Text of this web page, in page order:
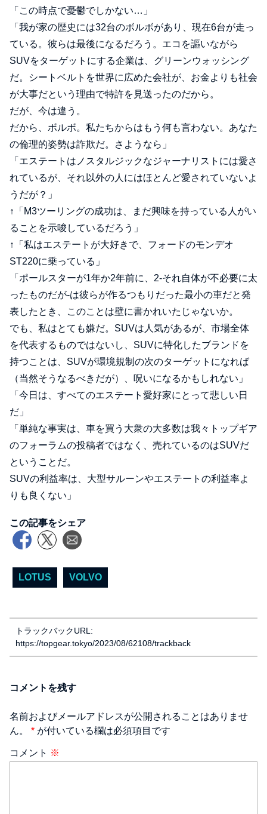
「この時点で憂鬱でしかない…」
「我が家の歴史には32台のボルボがあり、現在6台が走っ
ている。彼らは最後になるだろう。エコを謳いながら
SUVをターゲットにする企業は、グリーンウォッシング
だ。シートベルトを世界に広めた会社が、お金よりも社会
が大事だという理由で特許を見送ったのだから。
だが、今は違う。
だから、ボルボ。私たちからはもう何も言わない。あなた
の倫理的姿勢は詐欺だ。さようなら」
「エステートはノスタルジックなジャーナリストには愛さ
れているが、それ以外の人にはほとんど愛されていないよ
うだが？」
↑「M3ツーリングの成功は、まだ興味を持っている人がい
ることを示唆しているだろう」
↑「私はエステートが大好きで、フォードのモンデオ
ST220に乗っている」
「ポールスターが1年か2年前に、2-それ自体が不必要に太
ったものだが-は彼らが作るつもりだった最小の車だと発
表したとき、このことは壁に書かれいたじゃないか。
でも、私はとても嫌だ。SUVは人気があるが、市場全体
を代表するものではないし、SUVに特化したブランドを
持つことは、SUVが環境規制の次のターゲットになれば
（当然そうなるべきだが）、呪いになるかもしれない」
「今日は、すべてのエステート愛好家にとって悲しい日
だ」
「単純な事実は、車を買う大衆の大多数は我々トップギア
のフォーラムの投稿者ではなく、売れているのはSUVだ
ということだ。
SUVの利益率は、大型サルーンやエステートの利益率よ
りも良くない」
この記事をシェア
LOTUS VOLVO
トラックバックURL:
https://topgear.tokyo/2023/08/62108/trackback
コメントを残す
名前およびメールアドレスが公開されることはありませ
ん。 * が付いている欄は必須項目です
コメント ※